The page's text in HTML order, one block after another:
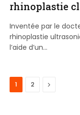
rhinoplastie
Inventée par le
rhinoplastie
l’aide d’un…
1 2 Next